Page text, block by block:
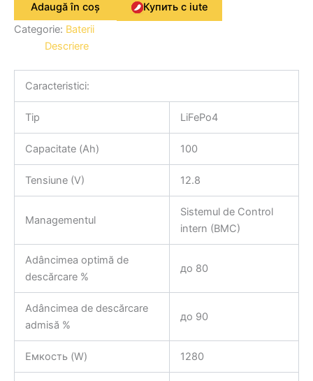
Adaugă în coș
Купить с iute
Categorie: Baterii
Descriere
Caracteristici:
Tip LiFePo4
Capacitate (Ah) 100
Tensiune (V) 12.8
Managementul
Sistemul de Control
intern (BMC)
Adâncimea optimă de
descărcare %
до 80
Adâncimea de descărcare
admisă %
до 90
Емкость (W) 1280